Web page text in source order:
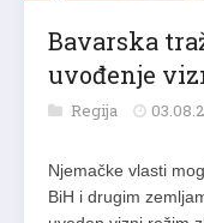
Bavarska
uvođenje
Regija
Njemačke vlasti
BiH i drugim